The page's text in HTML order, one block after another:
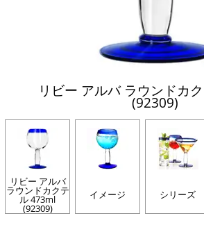
リビー アルバ ラウンドカ
(92309)
リビー アルバ
ラウンドカクテ
ル 473ml
(92309)
イメージ シリーズ